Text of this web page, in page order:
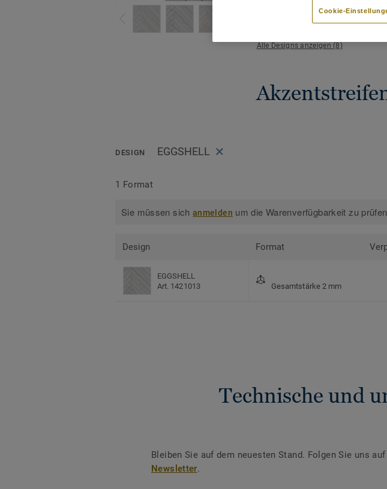
Alle Designs anzeigen (8)
DESIGN EGGSHELL
1 Format
Sie müssen sichanmelden um die Warenverfügbarkeit zu
Design Format
EGGSHELL
Art. 1421013
Gesamtstärke 2 mm
Technische und
Bleiben Sie auf dem neuesten Stand. Folgen Sie uns auf
Newsletter.
Cookie-